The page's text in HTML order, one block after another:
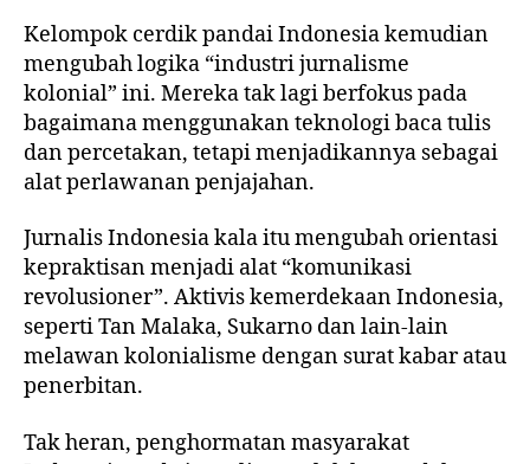
Kelompok cerdik pandai Indonesia kemudian
mengubah logika “industri jurnalisme
kolonial” ini. Mereka tak lagi berfokus pada
bagaimana menggunakan teknologi baca tulis
dan percetakan, tetapi menjadikannya sebagai
alat perlawanan penjajahan.
Jurnalis Indonesia kala itu mengubah orientasi
kepraktisan menjadi alat “komunikasi
revolusioner”. Aktivis kemerdekaan Indonesia,
seperti Tan Malaka, Sukarno dan lain-lain
melawan kolonialisme dengan surat kabar atau
penerbitan.
Tak heran, penghormatan masyarakat